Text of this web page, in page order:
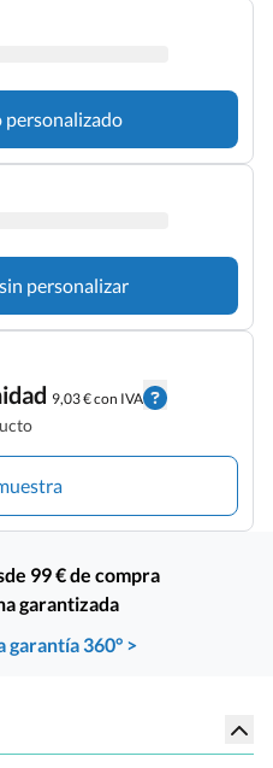
personalizado
personalizar
9,03 € con IVA
99 € de compra
garantizada
garantía 360° >